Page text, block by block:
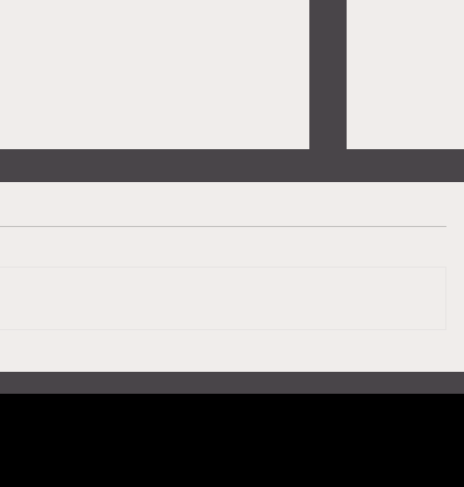
Doctor Prats publiquen
‘Energia!’, una banda
Rosalía
Milà per